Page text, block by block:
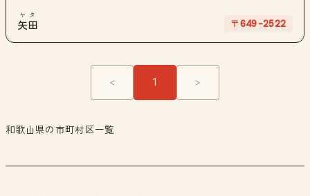
矢田
ヤタ
〒649-2522
< 1 >
和歌山県の市町村区一覧